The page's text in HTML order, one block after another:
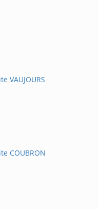
VAUJOURS
COUBRON